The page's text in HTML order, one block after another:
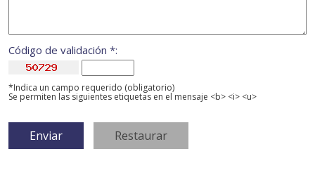
Código de validación *:
*Indica un campo requerido (obligatorio)
Se permiten las siguientes etiquetas en el mensaje <b> <i> <u>